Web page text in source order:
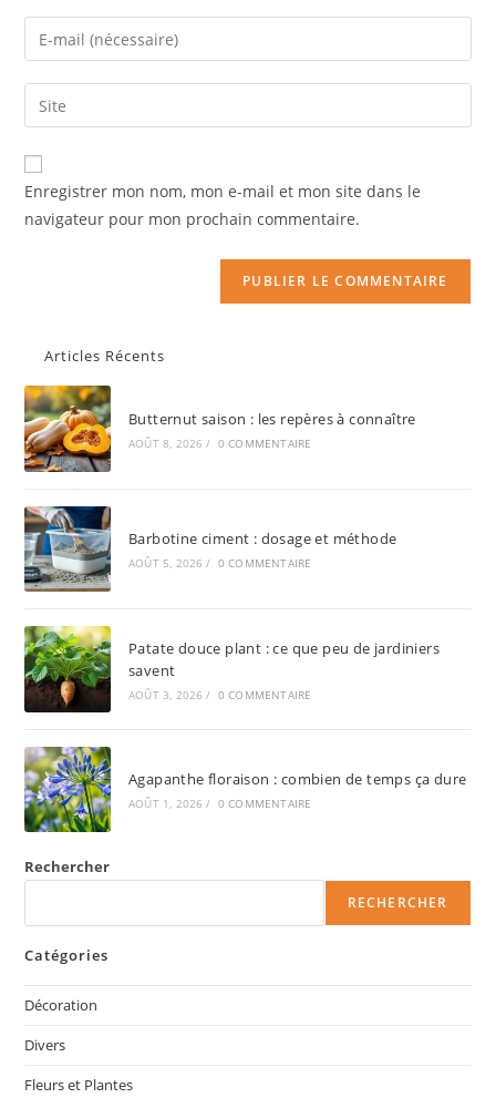
Enregistrer mon nom, mon e-mail et mon site dans le
navigateur pour mon prochain commentaire.
Articles Récents
Butternut saison : les repères à connaître
AOÛT 8, 2026 / 0 COMMENTAIRE
Barbotine ciment : dosage et méthode
AOÛT 5, 2026 / 0 COMMENTAIRE
Patate douce plant : ce que peu de jardiniers
savent
AOÛT 3, 2026 / 0 COMMENTAIRE
Agapanthe floraison : combien de temps ça dure
AOÛT 1, 2026 / 0 COMMENTAIRE
Rechercher
RECHERCHER
Catégories
Décoration
Divers
Fleurs et Plantes